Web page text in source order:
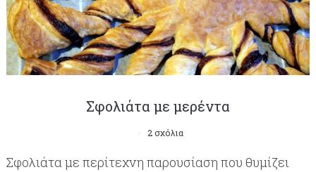
Σφολιάτα με μερέντα
2 σχόλια
Σφολιάτα με περίτεχνη παρουσίαση που θυμίζει